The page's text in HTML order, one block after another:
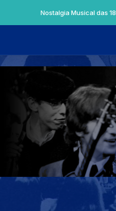
Nostalgia Musical das 18:07 às 23:59 -